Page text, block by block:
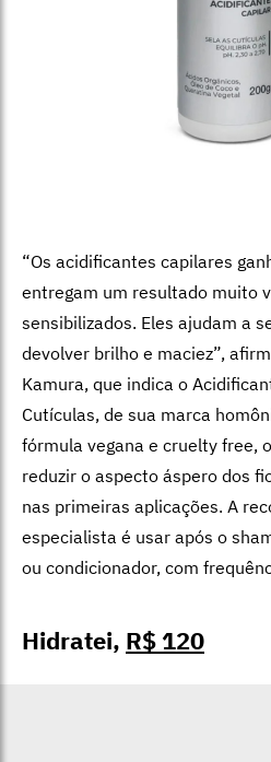
“Os acidificantes capilares
entregam um resultado muito
sensibilizados. Eles ajudam a
devolver brilho e maciez”,
Kamura, que indica o
Cutículas, de sua marca
fórmula vegana e cruelty free,
reduzir o aspecto áspero dos
nas primeiras aplicações. A
especialista é usar após o
ou condicionador, com
Hidratei, R$ 120